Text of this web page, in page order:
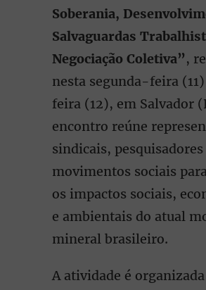
Soberania,
Salvaguardas
Negociação Coletiva”,
nesta segunda-feira
feira (12), em Salvador
encontro reúne
sindicais, pesquisadores
movimentos sociais
os impactos sociais,
e ambientais do atual
mineral brasileiro.
A atividade é